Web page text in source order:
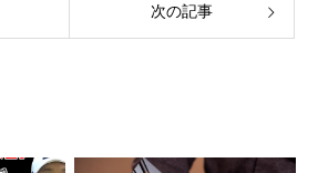
次の記事